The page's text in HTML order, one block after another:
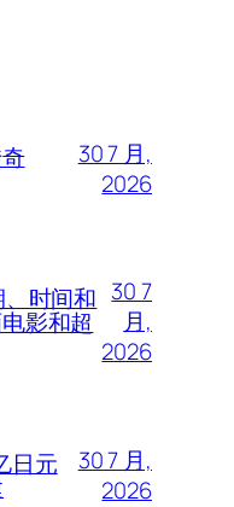
30 7 月,
2026
时间和
影和超
30 7
月,
2026
日元
30 7 月,
2026